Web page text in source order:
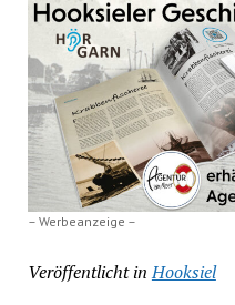
– Werbeanzeige –
Veröffentlicht in Hooksiel